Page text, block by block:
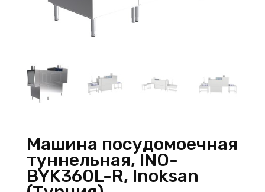
Машина посудомоечная
туннельная, INO-
BYK360L-R, Inoksan